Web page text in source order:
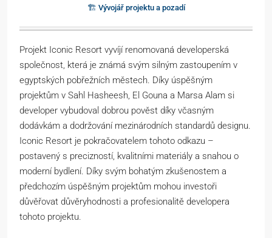
🏗️ Vývojář projektu a pozadí
Projekt Iconic Resort vyvíjí renomovaná developerská
společnost, která je známá svým silným zastoupením v
egyptských pobřežních městech. Díky úspěšným
projektům v Sahl Hasheesh, El Gouna a Marsa Alam si
developer vybudoval dobrou pověst díky včasným
dodávkám a dodržování mezinárodních standardů designu.
Iconic Resort je pokračovatelem tohoto odkazu –
postavený s precizností, kvalitními materiály a snahou o
moderní bydlení. Díky svým bohatým zkušenostem a
předchozím úspěšným projektům mohou investoři
důvěřovat důvěryhodnosti a profesionalitě developera
tohoto projektu.